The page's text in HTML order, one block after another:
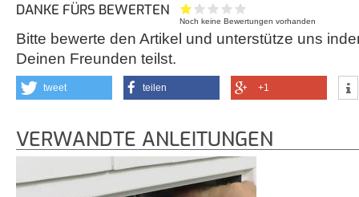
DANKE FÜRS BEWERTEN
Noch keine Bewertungen vorhanden
Bitte bewerte den Artikel und unterstütze uns
Deinen Freunden teilst.
tweet teilen +1
VERWANDTE ANLEITUNGEN